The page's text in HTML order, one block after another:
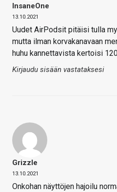
InsaneOne
13.10.2021
Uudet AirPodsit pitäisi tulla
mutta ilman korvakanavaan
huhu kannettavista kertoisi
Kirjaudu sisään vastataksesi
Grizzle
13.10.2021
Onkohan näyttöjen hajoilu